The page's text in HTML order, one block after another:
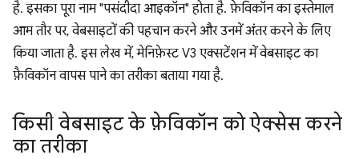
है. इसका पूरा नाम "पसंदीदा आइकॉन" होता है. फ़ेविकॉन का इस्तेमाल
आम तौर पर, वेबसाइटों की पहचान करने और उनमें अंतर करने के लिए
किया जाता है. इस लेख में, मेनिफ़ेस्ट V3 एक्सटेंशन में वेबसाइट का
फ़ैविकॉन वापस पाने का तरीका बताया गया है.
किसी वेबसाइट के फ़ेविकॉन को ऐक्सेस करने
का तरीका